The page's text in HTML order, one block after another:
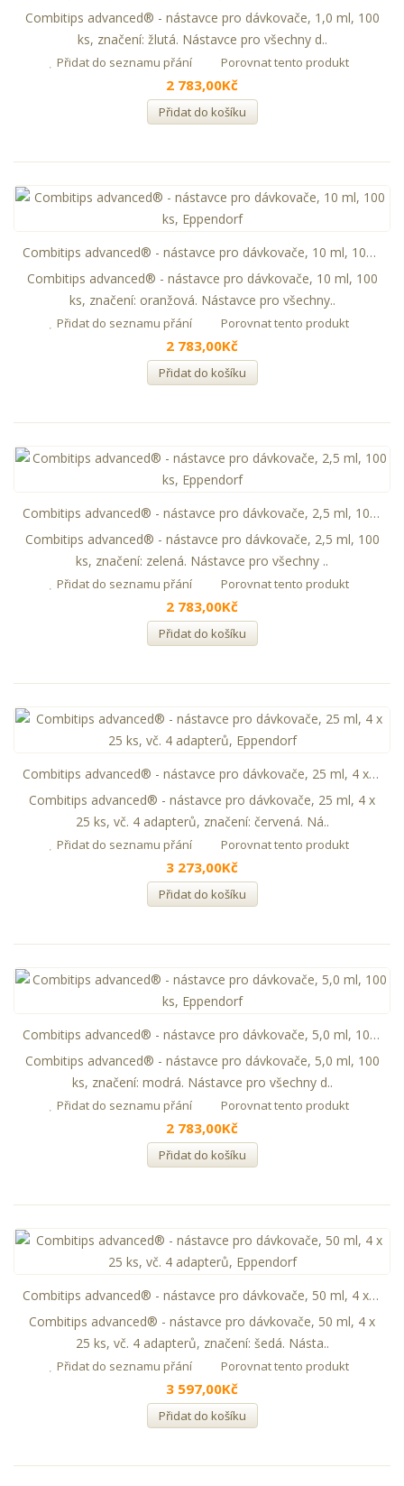
Combitips advanced® - nástavce pro dávkovače, 1,0 ml, 100
ks, značení: žlutá. Nástavce pro všechny d..
Přidat do seznamu přání Porovnat tento produkt
2 783,00Kč
Přidat do košíku
Combitips advanced® - nástavce pro dávkovače, 10 ml, 100 ks, Eppendorf
Combitips advanced® - nástavce pro dávkovače, 10 ml, 100
ks, značení: oranžová. Nástavce pro všechny..
Přidat do seznamu přání Porovnat tento produkt
2 783,00Kč
Přidat do košíku
Combitips advanced® - nástavce pro dávkovače, 2,5 ml, 100 ks, Eppendorf
Combitips advanced® - nástavce pro dávkovače, 2,5 ml, 100
ks, značení: zelená. Nástavce pro všechny ..
Přidat do seznamu přání Porovnat tento produkt
2 783,00Kč
Přidat do košíku
Combitips advanced® - nástavce pro dávkovače, 25 ml, 4 x 25 ks, vč. 4 adapterů, Eppendorf
Combitips advanced® - nástavce pro dávkovače, 25 ml, 4 x
25 ks, vč. 4 adapterů, značení: červená. Ná..
Přidat do seznamu přání Porovnat tento produkt
3 273,00Kč
Přidat do košíku
Combitips advanced® - nástavce pro dávkovače, 5,0 ml, 100 ks, Eppendorf
Combitips advanced® - nástavce pro dávkovače, 5,0 ml, 100
ks, značení: modrá. Nástavce pro všechny d..
Přidat do seznamu přání Porovnat tento produkt
2 783,00Kč
Přidat do košíku
Combitips advanced® - nástavce pro dávkovače, 50 ml, 4 x 25 ks, vč. 4 adapterů, Eppendorf
Combitips advanced® - nástavce pro dávkovače, 50 ml, 4 x
25 ks, vč. 4 adapterů, značení: šedá. Násta..
Přidat do seznamu přání Porovnat tento produkt
3 597,00Kč
Přidat do košíku